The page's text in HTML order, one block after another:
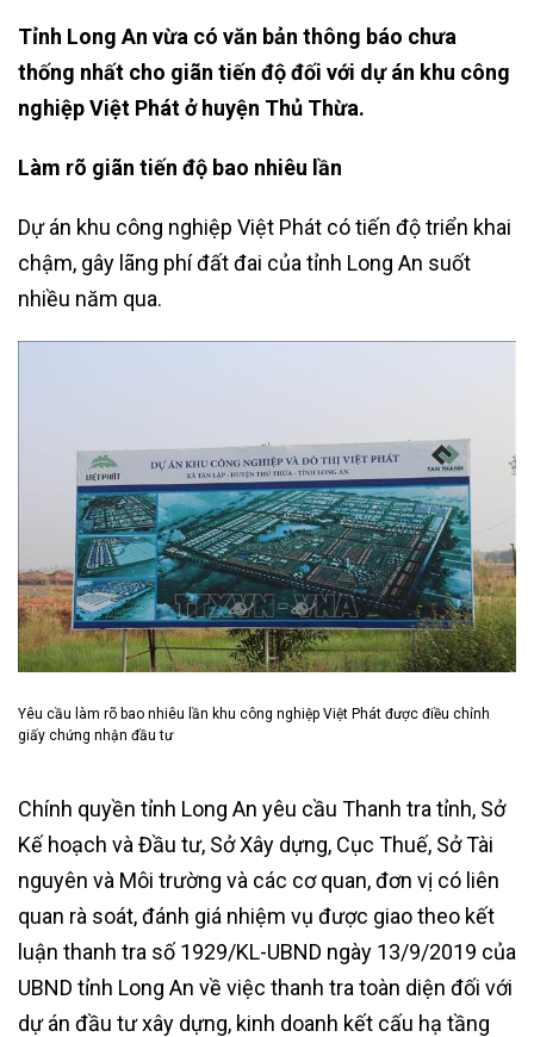
Tỉnh Long An vừa có văn bản thông báo chưa
thống nhất cho giãn tiến độ đối với dự án khu công
nghiệp Việt Phát ở huyện Thủ Thừa.
Làm rõ giãn tiến độ bao nhiêu lần
Dự án khu công nghiệp Việt Phát có tiến độ triển khai
chậm, gây lãng phí đất đai của tỉnh Long An suốt
nhiều năm qua.
Yêu cầu làm rõ bao nhiêu lần khu công nghiệp Việt Phát được điều chỉnh
giấy chứng nhận đầu tư
Chính quyền tỉnh Long An yêu cầu Thanh tra tỉnh, Sở
Kế hoạch và Đầu tư, Sở Xây dựng, Cục Thuế, Sở Tài
nguyên và Môi trường và các cơ quan, đơn vị có liên
quan rà soát, đánh giá nhiệm vụ được giao theo kết
luận thanh tra số 1929/KL-UBND ngày 13/9/2019 của
UBND tỉnh Long An về việc thanh tra toàn diện đối với
dự án đầu tư xây dựng, kinh doanh kết cấu hạ tầng